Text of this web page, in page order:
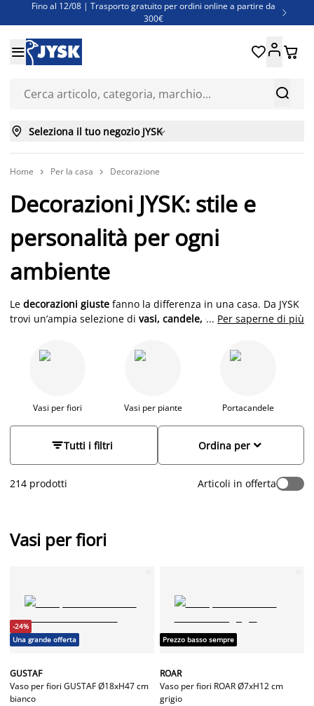
Fino al 12/08 | Trasporto gratuito per ordini online a partire da
300€

Super offerte d'estate | Oltre 1.500 articoli fino al 70%
Finanziamenti - Scegli il piano di rimborso più adatto a te


 
 Seleziona il tuo negozio JYSK
Home  Per la casa  Decorazione
Decorazioni JYSK: stile e
personalità per ogni
ambiente
Le decorazioni giuste fanno la differenza in una casa. Da JYSK
trovi un’ampia selezione di vasi, candele, oggetti decorativi,
personalità, calore e stile scandinavo
a ogni ambiente. Che tu
voglia rendere più accogliente il soggiorno, valorizzare una
accessibili. Con JYSK, arredare con gusto non significa
... Per saperne di più
Vasi per fiori Vasi per piante Portacandele
Tutti i filtri 
Ordina per
214 prodotti Articoli in offerta
Vasi per fiori
-24%
Una grande offerta
GUSTAF
Vaso per fiori GUSTAF Ø18xH47 cm
bianco
Prezzo basso sempre
ROAR
Vaso per fiori ROAR Ø7xH12 cm
grigio